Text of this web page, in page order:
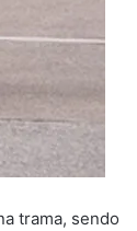
trama, sendo